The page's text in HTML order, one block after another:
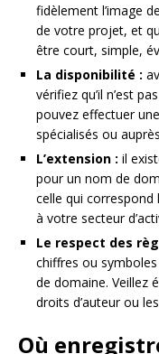
fidèlement l’image
de votre projet, et
être court, simple,
La disponibilité :
vérifiez qu’il n’est
pouvez effectuer
spécialisés ou
L’extension : il
pour un nom de
celle qui
à votre secteur
Le respect des
chiffres ou
de domaine. Veillez
droits d’auteur ou
Où